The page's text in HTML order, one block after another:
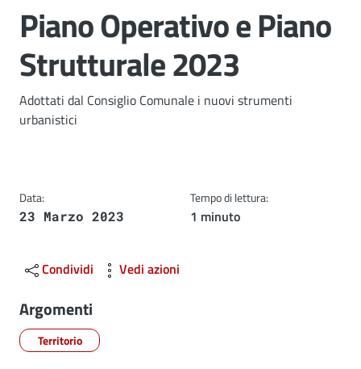
Piano Operativo e Piano
Strutturale 2023
Dettagli
Descrizione breve
Adottati dal Consiglio Comunale i nuovi strumenti
urbanistici
Data:
23 Marzo 2023
Tempo di lettura:
1 minuto
Condividi Vedi azioni
Argomenti
Territorio